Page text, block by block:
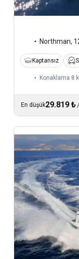
Northman,
Kaptansız
Konaklama 8
En düşük29.819 ₺ /